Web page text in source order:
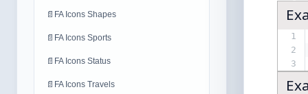
📄 FA Icons Shapes
📄 FA Icons Sports
📄 FA Icons Status
📄 FA Icons Travels
1
2
3